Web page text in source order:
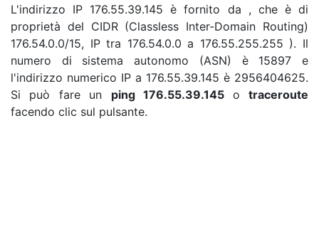
L'indirizzo IP 176.55.39.145 è fornito da , che è di
proprietà del CIDR (Classless Inter-Domain Routing)
176.54.0.0/15, IP tra 176.54.0.0 a 176.55.255.255 ). Il
numero di sistema autonomo (ASN) è 15897 e
l'indirizzo numerico IP a 176.55.39.145 è 2956404625.
Si può fare un ping 176.55.39.145 otraceroute
facendo clic sul pulsante.